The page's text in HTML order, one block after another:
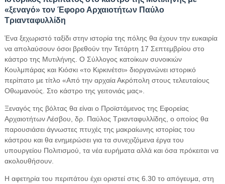
«ξεναγό» τον Έφορο Αρχαιοτήτων Παύλο
Τριανταφυλλίδη
Ένα ξεχωριστό ταξίδι στην ιστορία της πόλης θα έχουν την ευκαιρία
να απολαύσουν όσοι βρεθούν την Τετάρτη 17 Σεπτεμβρίου στο
κάστρο της Μυτιλήνης. Ο Σύλλογος κατοίκων συνοικιών
Κουλμπάρας και Κιόσκι «το Κιρκινέτσι» διοργανώνει ιστορικό
περίπατο με τίτλο «Από την αρχαία Ακρόπολη στους τελευταίους
Οθωμανούς. Στο κάστρο της γειτονιάς μας».
Ξεναγός της βόλτας θα είναι ο Προϊστάμενος της Εφορείας
Αρχαιοτήτων Λέσβου, δρ. Παύλος Τριανταφυλλίδης, ο οποίος θα
παρουσιάσει άγνωστες πτυχές της μακραίωνης ιστορίας του
κάστρου και θα ενημερώσει για τα συνεχιζόμενα έργα του
υπουργείου Πολιτισμού, τα νέα ευρήματα αλλά και όσα πρόκειται να
ακολουθήσουν.
Η αφετηρία του περιπάτου έχει οριστεί στις 6.30 το απόγευμα, στη